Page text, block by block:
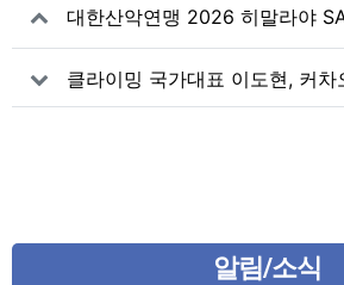
대한산악연맹 2026 히말라야
m) 원정대 전원 귀국
클라이밍 국가대표 이도현, 커차
시리즈 시즌 첫 볼더대회 은메
알림/소식